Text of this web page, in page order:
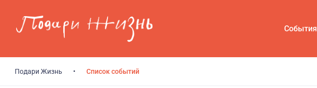
События
Подари Жизнь • Список событий